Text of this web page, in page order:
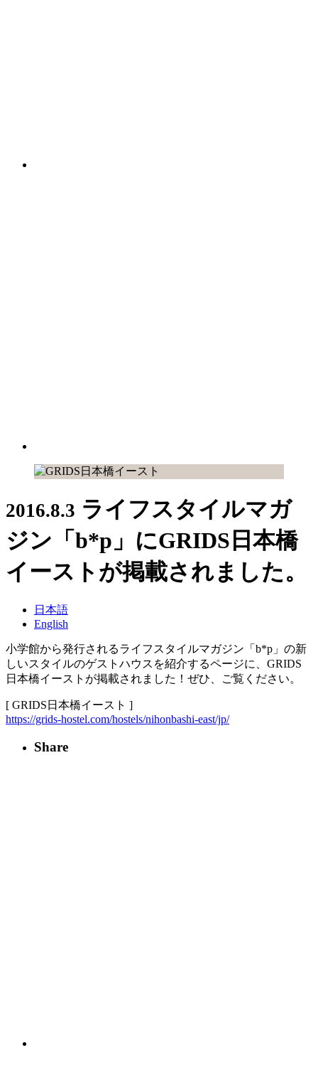
2016.8.3 ライフスタイルマガ
ジン「b*p」にGRIDS日本橋
イーストが掲載されました。
日本語
English
小学館から発行されるライフスタイルマガジン「b*p」の新
しいスタイルのゲストハウスを紹介するページに、GRIDS
日本橋イーストが掲載されました！ぜひ、ご覧ください。
[ GRIDS日本橋イースト ]
https://grids-hostel.com/hostels/nihonbashi-east/jp/
Share